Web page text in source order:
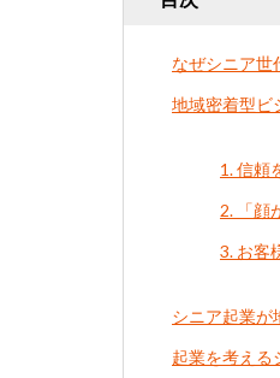
なぜシニア世
地域密着型ビ
1. 信頼
2. 「顔
3. お客
シニア起業が
起業を考える